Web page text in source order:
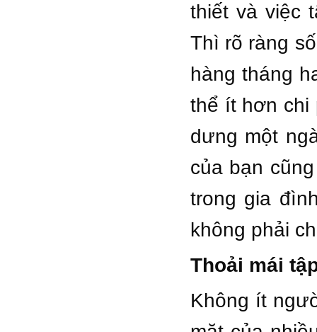
thiết và việc
Thì rõ ràng
hàng tháng
thể ít hơn chi
dưng một
của bạn
trong gia
không phải
Thoải mái
Không ít